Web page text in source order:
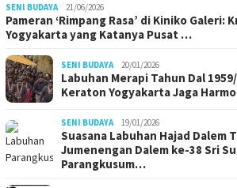
SENI BUDAYA 21/06/2026
Pameran ‘Rimpang Rasa’ di Kiniko Galeri:
Yogyakarta yang Katanya Pusat …
SENI BUDAYA 20/01/2026
Labuhan Merapi Tahun Dal
Keraton Yogyakarta Jaga
SENI BUDAYA 19/01/2026
Suasana Labuhan Hajad Dalem
Jumenengan Dalem ke-38 Sri
Parangkusum…